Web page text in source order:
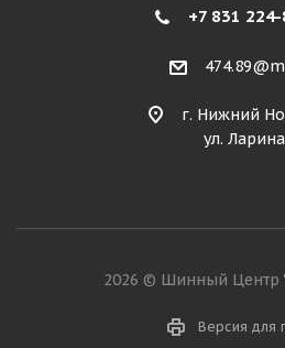
+7 831
г. Нижний
ул.
2026 © Шинный Центр
Версия для